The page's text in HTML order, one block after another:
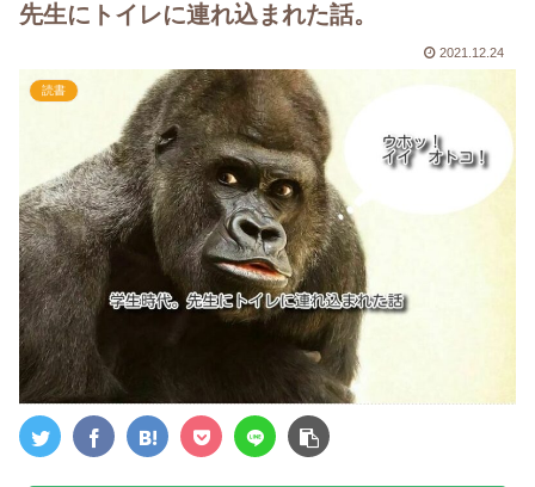
先生にトイレに連れ込まれた話。
2021.12.24
読書